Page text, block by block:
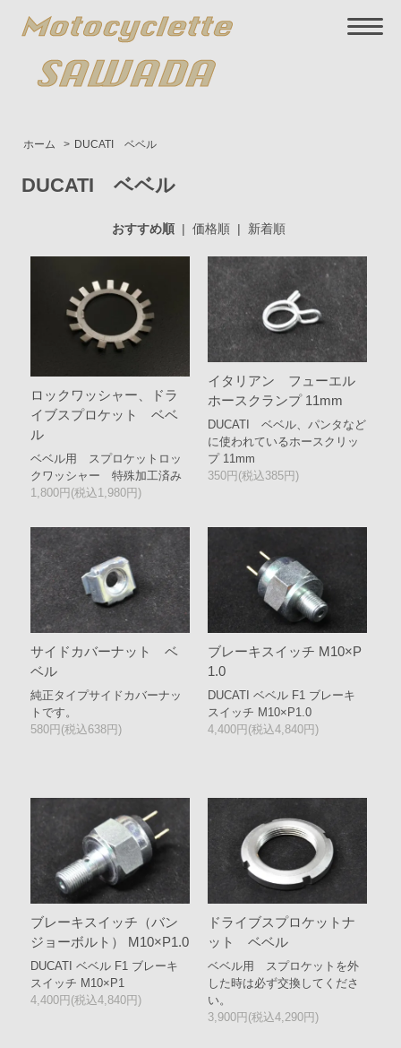
ホーム > DUCATI ベベル
DUCATI ベベル
おすすめ順| 価格順| 新着順
ロックワッシャー、ドラ
イブスプロケット ベベ
ル
ベベル用 スプロケットロッ
クワッシャー 特殊加工済み
1,800円(税込1,980円)
イタリアン フューエル
ホースクランプ 11mm
DUCATI ベベル、パンタなど
に使われているホースクリッ
プ 11mm
350円(税込385円)
サイドカバーナット ベ
ベル
純正タイプサイドカバーナッ
トです。
580円(税込638円)
ブレーキスイッチ M10×P
1.0
DUCATI ベベル F1 ブレーキ
スイッチ M10×P1.0
4,400円(税込4,840円)
ブレーキスイッチ（バン
ジョーボルト） M10×P1.0
DUCATI ベベル F1 ブレーキ
スイッチ M10×P1
4,400円(税込4,840円)
ドライブスプロケットナ
ット ベベル
ベベル用 スプロケットを外
した時は必ず交換してくださ
い。
3,900円(税込4,290円)